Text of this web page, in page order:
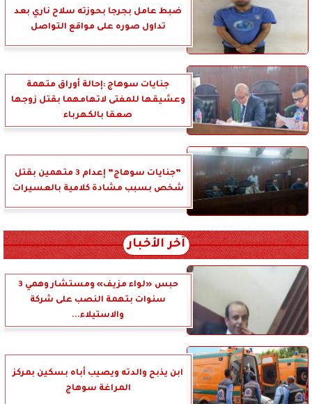
ضبط عامل بجرجا بحوزته سلاح ناري بعد
تداول صوره على مواقع التواصل
جنايات سوهاج :إحالة أوراق متهمة
وعشيقها للمفتى لاتهامهما بقتل زوجها
صعقا بالكهرباء
”جنايات سوهاج” إعدام 3 متهمين بقتل
شخص بسبب مشادة كلامية بالعسيرات
آخر الأخبار
حبس «لواء مزيف» ومستشار وهمي 3
سنوات بتهمة النصب على شركة
والاستيلاء...
ابن يذبح والدته ويصيب أباه بسكين بمركز
المراغة سوهاج